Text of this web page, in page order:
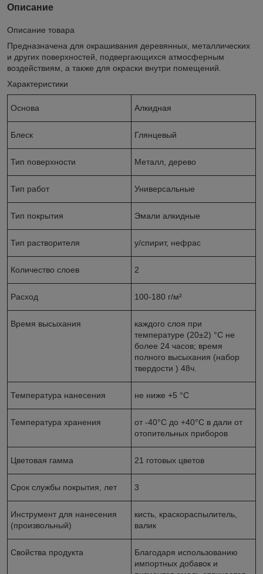
Описание
Описание товара
Предназначена для окрашивания деревянных, металлических
и других поверхностей, подвергающихся атмосферным
воздействиям, а также для окраски внутри помещений.
Характеристики
Основа Алкидная
Блеск Глянцевый
Тип поверхности Металл, дерево
Тип работ Универсальные
Тип покрытия Эмали алкидные
Тип растворителя у/спирит, нефрас
Количество слоев 2
Расход 100-180 г/м²
Время высыхания
каждого слоя при
температуре (20±2) °С не
более 24 часов; время
полного высыхания (набор
твердости ) 48ч.
Температура нанесения не ниже +5 °С
Температура хранения
от -40°С до +40°С в дали от
отопительных приборов
Цветовая гамма 21 готовых цветов
Срок службы покрытия, лет 3
Инструмент для нанесения
(произвольный)
кисть, краскораспылитель,
валик
Свойства продукта
Благодаря использованию
импортных добавок и